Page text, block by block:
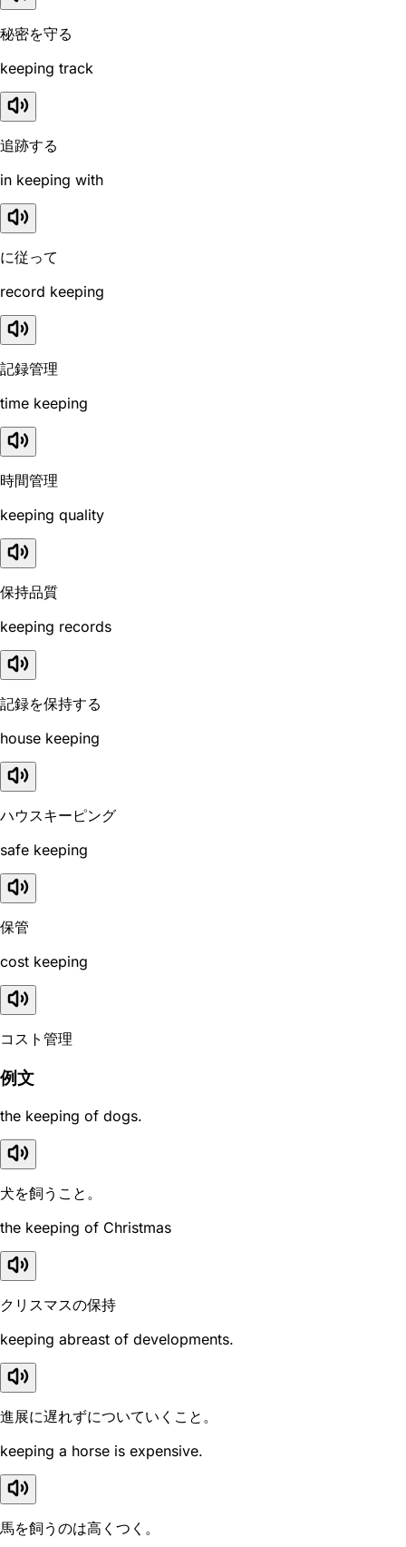
秘密を守る
keeping track
追跡する
in keeping with
に従って
record keeping
記録管理
time keeping
時間管理
keeping quality
保持品質
keeping records
記録を保持する
house keeping
ハウスキーピング
safe keeping
保管
cost keeping
コスト管理
例文
the keeping of dogs.
犬を飼うこと。
the keeping of Christmas
クリスマスの保持
keeping abreast of developments.
進展に遅れずについていくこと。
keeping a horse is expensive.
馬を飼うのは高くつく。